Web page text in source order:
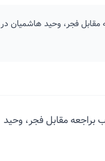
مقابل فجر، وحید هاشمیان در
براجعه مقابل فجر، وحید